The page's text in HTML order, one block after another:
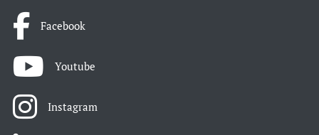
Facebook
Youtube
Instagram